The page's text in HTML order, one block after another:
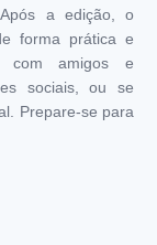
a edição, o
forma prática e
com amigos e
sociais, ou se
Prepare-se para